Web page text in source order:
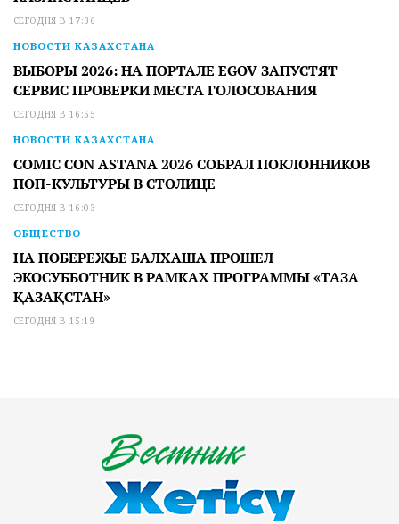
СЕГОДНЯ В 17:36
НОВОСТИ КАЗАХСТАНА
ВЫБОРЫ 2026: НА ПОРТАЛЕ EGOV ЗАПУСТЯТ
СЕРВИС ПРОВЕРКИ МЕСТА ГОЛОСОВАНИЯ
СЕГОДНЯ В 16:55
НОВОСТИ КАЗАХСТАНА
COMIC CON ASTANA 2026 СОБРАЛ ПОКЛОННИКОВ
ПОП-КУЛЬТУРЫ В СТОЛИЦЕ
СЕГОДНЯ В 16:03
ОБЩЕСТВО
НА ПОБЕРЕЖЬЕ БАЛХАША ПРОШЕЛ
ЭКОСУББОТНИК В РАМКАХ ПРОГРАММЫ «ТАЗА
ҚАЗАҚСТАН»
СЕГОДНЯ В 15:19